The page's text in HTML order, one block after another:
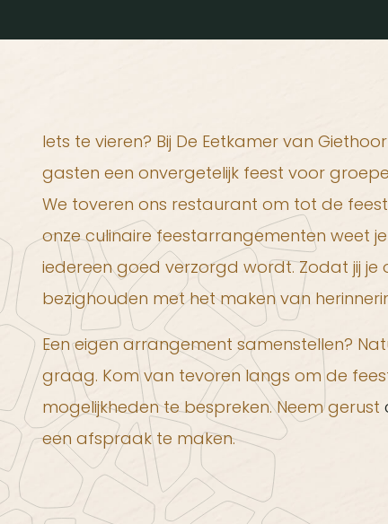
Iets te vieren? Bij De Eetkamer van
gasten een onvergetelijk feest voor
We toveren ons restaurant om tot de
onze culinaire feestarrangementen weet
iedereen goed verzorgd wordt. Zodat jij je
bezighouden met het maken van
Een eigen arrangement samenstellen?
graag. Kom van tevoren langs om de
mogelijkheden te bespreken. Neem gerust
een afspraak te maken.